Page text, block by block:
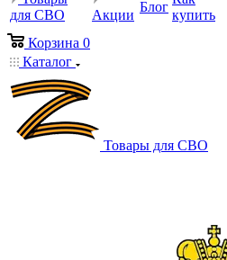
для СВО
Акции
Блог
купить
Корзина 0
Каталог
Товары для СВО